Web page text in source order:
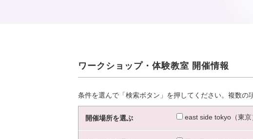
ワークショップ・体験教室 開催情報
条件を選んで「検索ボタン」を押してください。複数の
開催場所を選ぶ east side tokyo（東京